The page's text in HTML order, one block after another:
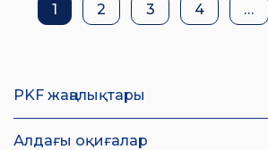
PKF жаңалықтары
Алдағы оқиғалар
1 2 3 4 …